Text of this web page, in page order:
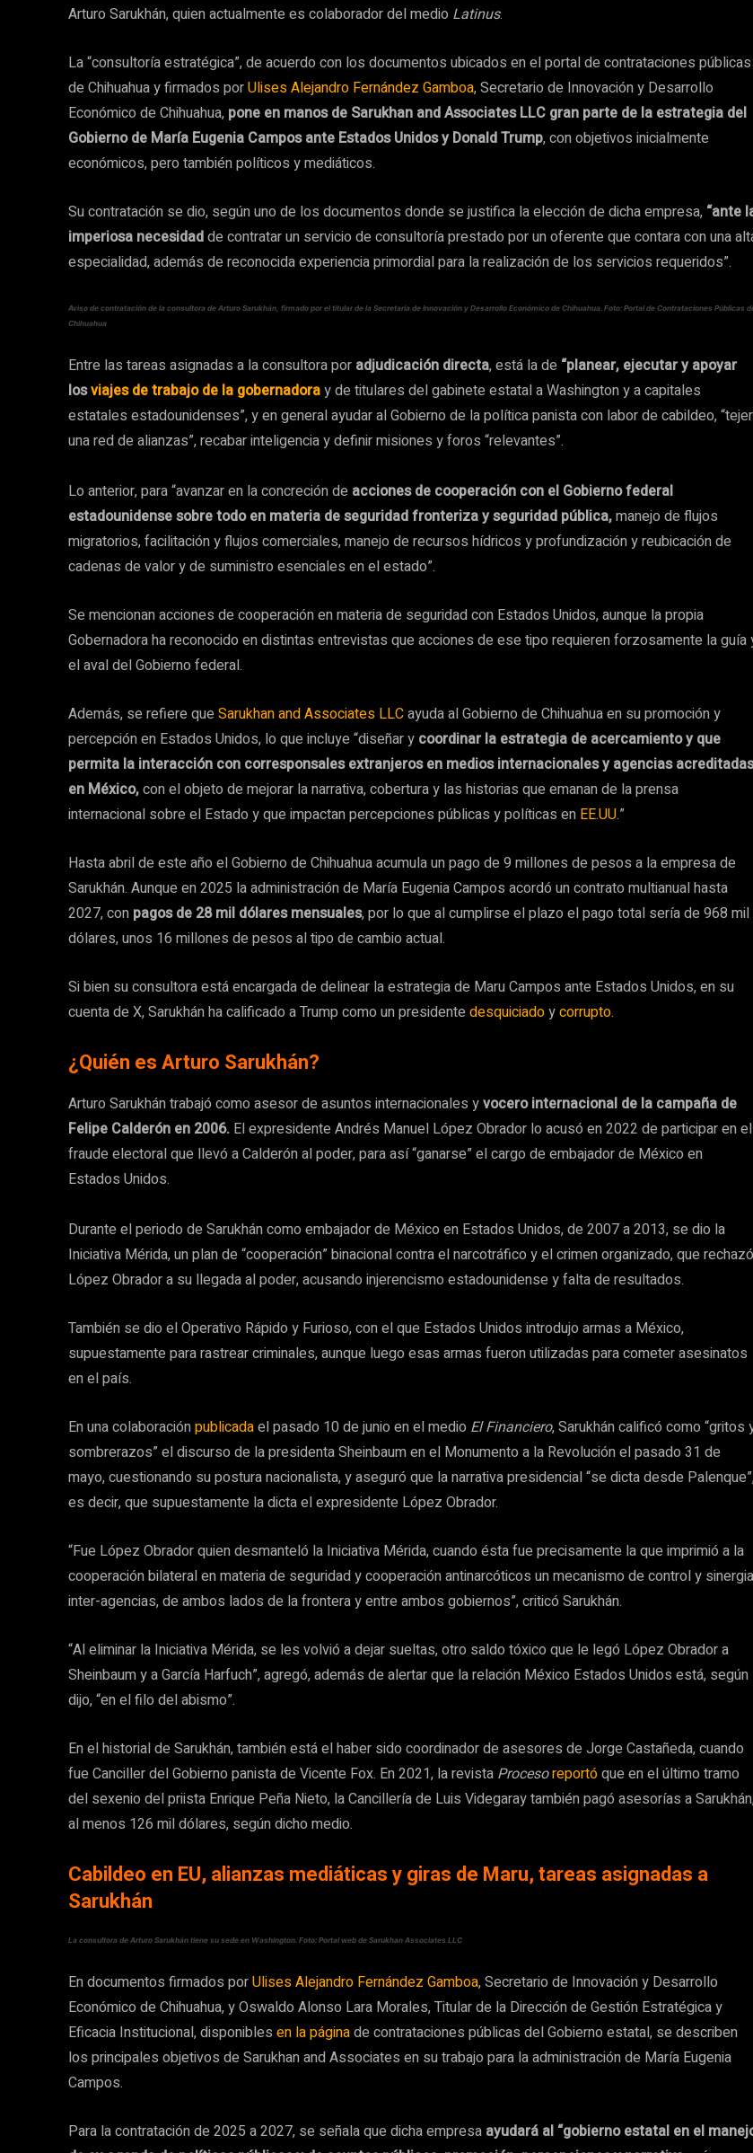
Arturo Sarukhán, quien actualmente es colaborador del medio Latinus.
La “consultoría estratégica”, de acuerdo con los documentos ubicados en el portal de contrataciones públicas
de Chihuahua y firmados porUlises Alejandro Fernández Gamboa, Secretario de Innovación y Desarrollo
Económico de Chihuahua, pone en manos de Sarukhan and Associates LLC gran parte de la estrategia del
Gobierno de María Eugenia Campos ante Estados Unidos y Donald Trump, con objetivos inicialmente
económicos, pero también políticos y mediáticos.
Su contratación se dio, según uno de los documentos donde se justifica la elección de dicha empresa, “ante
imperiosa necesidadde contratar un servicio de consultoría prestado por un oferente que contara con una
especialidad, además de reconocida experiencia primordial para la realización de los servicios requeridos”.
Aviso de contratación de la consultora de Arturo Sarukhán, firmado por el titular de la Secretaría de Innovación y Desarrollo Económico de Chihuahua. Foto: Portal de Contrataciones Públicas
Chihuahua
Entre las tareas asignadas a la consultora por adjudicación directa, está la de “planear, ejecutar y apoyar
losviajes de trabajo de la gobernadoray de titulares del gabinete estatal a Washington y a capitales
estatales estadounidenses”, y en general ayudar al Gobierno de la política panista con labor de cabildeo, “tejer
una red de alianzas”, recabar inteligencia y definir misiones y foros “relevantes”.
Lo anterior, para “avanzar en la concreción de acciones de cooperación con el Gobierno federal
estadounidense sobre todo en materia de seguridad fronteriza y seguridad pública,manejo de flujos
migratorios, facilitación y flujos comerciales, manejo de recursos hídricos y profundización y reubicación de
cadenas de valor y de suministro esenciales en el estado”.
Se mencionan acciones de cooperación en materia de seguridad con Estados Unidos, aunque la propia
Gobernadora ha reconocido en distintas entrevistas que acciones de ese tipo requieren forzosamente la guía
el aval del Gobierno federal.
Además, se refiere que Sarukhan and Associates LLCayuda al Gobierno de Chihuahua en su promoción y
percepción en Estados Unidos, lo que incluye “diseñar y coordinar la estrategia de acercamiento y que
permita la interacción con corresponsales extranjeros en medios internacionales y agencias acreditadas
en México,con el objeto de mejorar la narrativa, cobertura y las historias que emanan de la prensa
internacional sobre el Estado y que impactan percepciones públicas y políticas en EE.UU.”
Hasta abril de este año el Gobierno de Chihuahua acumula un pago de 9 millones de pesos a la empresa de
Sarukhán. Aunque en 2025 la administración de María Eugenia Campos acordó un contrato multianual hasta
2027, con pagos de 28 mil dólares mensuales, por lo que al cumplirse el plazo el pago total sería de 968 mil
dólares, unos 16 millones de pesos al tipo de cambio actual.
Si bien su consultora está encargada de delinear la estrategia de Maru Campos ante Estados Unidos, en su
cuenta de X, Sarukhán ha calificado a Trump como un presidente desquiciadoycorrupto.
¿Quién es Arturo Sarukhán?
Arturo Sarukhán trabajó como asesor de asuntos internacionales yvocero internacional de la campaña de
Felipe Calderón en 2006. El expresidente Andrés Manuel López Obrador lo acusó en 2022 de participar en el
fraude electoral que llevó a Calderón al poder, para así “ganarse” el cargo de embajador de México en
Estados Unidos.
Durante el periodo de Sarukhán como embajador de México en Estados Unidos, de 2007 a 2013, se dio la
Iniciativa Mérida, un plan de “cooperación” binacional contra el narcotráfico y el crimen organizado, que rechazó
López Obrador a su llegada al poder, acusando injerencismo estadounidense y falta de resultados.
También se dio el Operativo Rápido y Furioso, con el que Estados Unidos introdujo armas a México,
supuestamente para rastrear criminales, aunque luego esas armas fueron utilizadas para cometer asesinatos
en el país.
En una colaboraciónpublicadael pasado 10 de junio en el medio El Financiero, Sarukhán calificó como “gritos
sombrerazos” el discurso de la presidenta Sheinbaum en el Monumento a la Revolución el pasado 31 de
mayo, cuestionando su postura nacionalista, y aseguró que la narrativa presidencial “se dicta desde
es decir, que supuestamente la dicta el expresidente López Obrador.
“Fue López Obrador quien desmanteló la Iniciativa Mérida, cuando ésta fue precisamente la que imprimió a la
cooperación bilateral en materia de seguridad y cooperación antinarcóticos un mecanismo de control y sinergia
inter-agencias, de ambos lados de la frontera y entre ambos gobiernos”, criticó Sarukhán.
“Al eliminar la Iniciativa Mérida, se les volvió a dejar sueltas, otro saldo tóxico que le legó López Obrador a
Sheinbaum y a García Harfuch”, agregó, además de alertar que la relación México Estados Unidos está, según
dijo, “en el filo del abismo”.
En el historial de Sarukhán, también está el haber sido coordinador de asesores de Jorge Castañeda, cuando
fue Canciller del Gobierno panista de Vicente Fox. En 2021, la revista Procesoreportóque en el último tramo
del sexenio del priista Enrique Peña Nieto, la Cancillería de Luis Videgaray también pagó asesorías a
al menos 126 mil dólares, según dicho medio.
Cabildeo en EU, alianzas mediáticas y giras de Maru, tareas asignadas a
Sarukhán
La consultora de Arturo Sarukhán tiene su sede en Washington. Foto: Portal web de Sarukhan Associates LLC
En documentos firmados porUlises Alejandro Fernández Gamboa, Secretario de Innovación y Desarrollo
Económico de Chihuahua, y Oswaldo Alonso Lara Morales, Titular de la Dirección de Gestión Estratégica y
Eficacia Institucional, disponibles en la páginade contrataciones públicas del Gobierno estatal, se describen
los principales objetivos de Sarukhan and Associates en su trabajo para la administración de María Eugenia
Campos.
Para la contratación de 2025 a 2027, se señala que dicha empresa ayudará al “gobierno estatal en el